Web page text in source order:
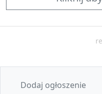
Dodaj ogłoszenie